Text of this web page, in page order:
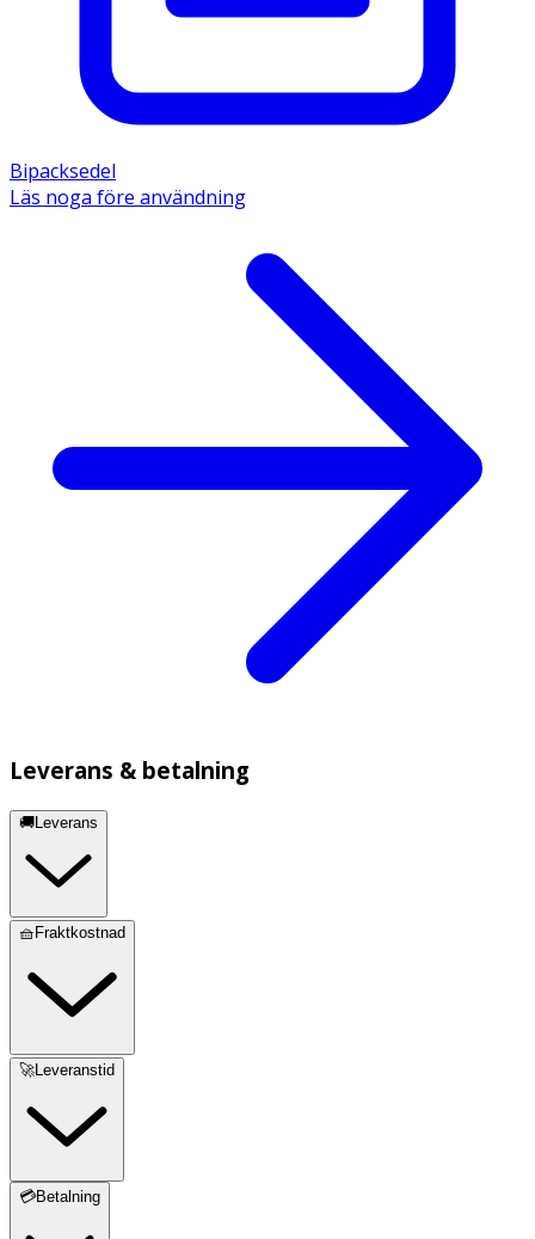
Bipacksedel
Läs noga före användning
Leverans & betalning
🚚Leverans
🧺Fraktkostnad
🚀Leveranstid
💳Betalning